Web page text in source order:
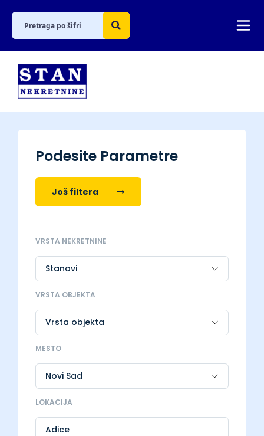
Podesite Parametre
Još filtera
VRSTA NEKRETNINE
VRSTA OBJEKTA
MESTO
LOKACIJA
Adice